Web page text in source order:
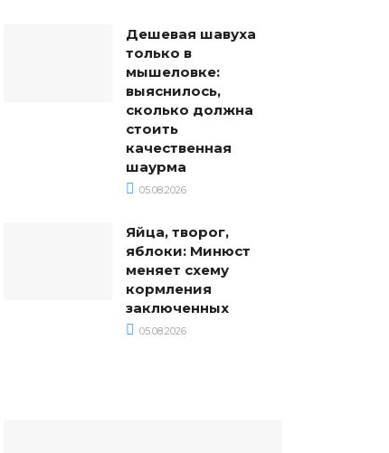
Дешевая шавуха
только в
мышеловке:
выяснилось,
сколько должна
стоить
качественная
шаурма
05.08.2026
Яйца, творог,
яблоки: Минюст
меняет схему
кормления
заключенных
05.08.2026